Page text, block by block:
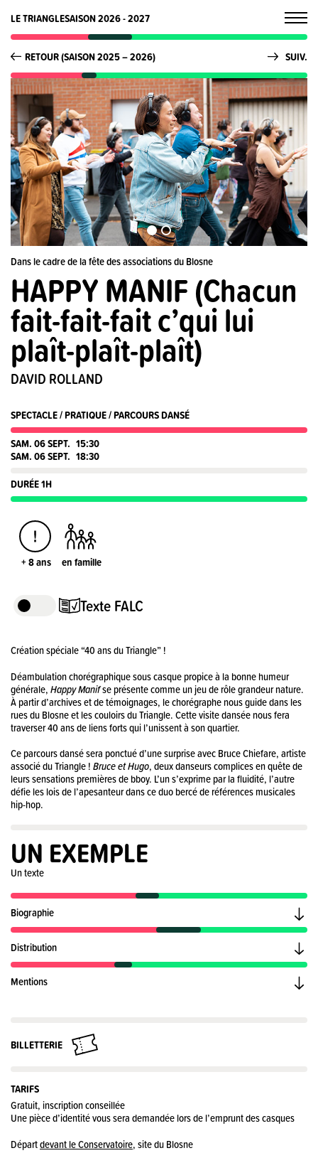
LE TRIANGLESAISON 2026 - 2027
RETOUR (SAISON 2025 – 2026) SUIV.
Dans le cadre de la fête des associations du Blosne
HAPPY MANIF (Chacun
fait-fait-fait c’qui lui
plaît-plaît-plaît)
DAVID ROLLAND
SPECTACLE / PRATIQUE / PARCOURS DANSÉ
SAM. 06 SEPT. 15:30
SAM. 06 SEPT. 18:30
DURÉE 1H
+ 8 ans en famille
Texte FALC
Création spéciale “40 ans du Triangle” !
Déambulation chorégraphique sous casque propice à la bonne humeur
générale,Happy Manifse présente comme un jeu de rôle grandeur nature.
À partir d’archives et de témoignages, le chorégraphe nous guide dans les
rues du Blosne et les couloirs du Triangle. Cette visite dansée nous fera
traverser 40 ans de liens forts qui l’unissent à son quartier.
Ce parcours dansé sera ponctué d’une surprise avec Bruce Chiefare, artiste
associé du Triangle !Bruce et Hugo, deux danseurs complices en quête de
leurs sensations premières de bboy. L’un s’exprime par la fluidité, l’autre
défie les lois de l’apesanteur dans ce duo bercé de références musicales
hip-hop.
UN EXEMPLE
Un texte
Biographie
Distribution
Mentions
BILLETTERIE
TARIFS
Gratuit, inscription conseillée
Une pièce d’identité vous sera demandée lors de l’emprunt des casques
Départdevant le Conservatoire, site du Blosne